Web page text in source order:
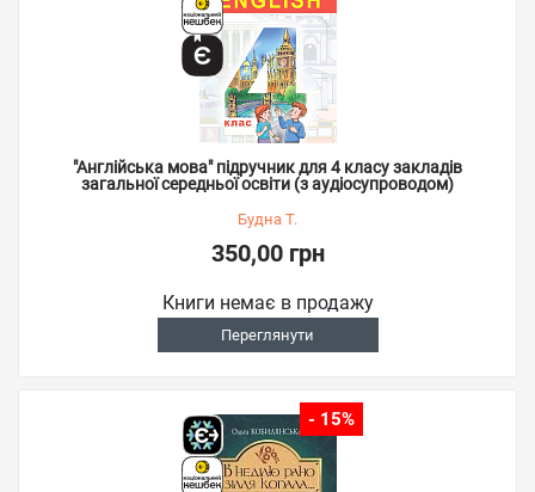
"Англійська мова" підручник для 4 класу закладів
загальної середньої освіти (з аудіосупроводом)
Будна Т.
350,00 грн
Книги немає в продажу
Переглянути
- 15%